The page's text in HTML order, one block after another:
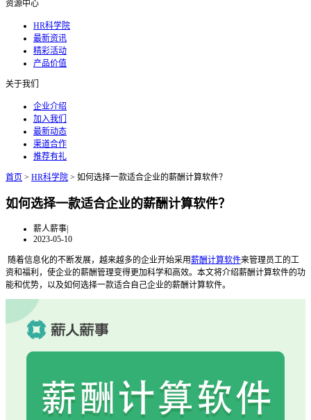
资源中心
HR科学院
最新资讯
精彩活动
产品价值
关于我们
企业介绍
加入我们
最新动态
渠道合作
推荐有礼
首页 > HR科学院 > 如何选择一款适合企业的薪酬计算软件？
如何选择一款适合企业的薪酬计算软件？
薪人薪事|
2023-05-10
随着信息化的不断发展，越来越多的企业开始采用薪酬计算软件来管理员工的工
资和福利，使企业的薪酬管理变得更加科学和高效。本文将介绍薪酬计算软件的功
能和优势，以及如何选择一款适合自己企业的薪酬计算软件。